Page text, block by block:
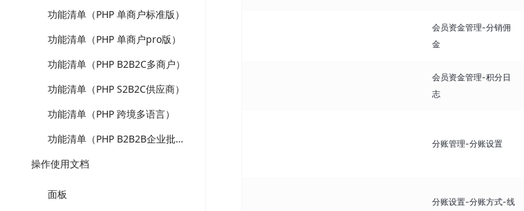
功能清单（PHP 单商户标准版）
功能清单（PHP 单商户pro版）
功能清单（PHP B2B2C多商户）
功能清单（PHP S2B2C供应商）
功能清单（PHP 跨境多语言）
功能清单（PHP B2B2B企业批发）
操作使用文档
面板
会员资金管理-分销佣
金
会员资金管理-积分日
志
分账管理-分账设置
分账设置-分账方式-线